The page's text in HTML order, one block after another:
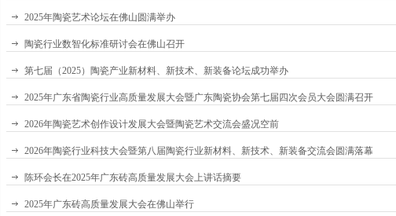
2025年陶瓷艺术论坛在佛山圆满举办
陶瓷行业数智化标准研讨会在佛山召开
第七届（2025）陶瓷产业新材料、新技术、新装备论坛成功举办
2025年广东省陶瓷行业高质量发展大会暨广东陶瓷协会第七届四次会员大会圆满召开
2026年陶瓷艺术创作设计发展大会暨陶瓷艺术交流会盛况空前
2026年陶瓷行业科技大会暨第八届陶瓷行业新材料、新技术、新装备交流会圆满落幕
陈环会长在2025年广东砖高质量发展大会上讲话摘要
2025年广东砖高质量发展大会在佛山举行